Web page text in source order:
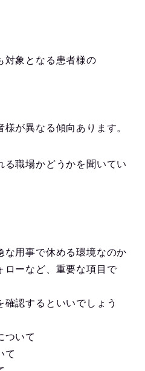
対象となる患者様の
が異なる傾向あります。
る職場かどうかを聞いてい
な用事で休める環境なのか
ローなど、重要な項目で
認するといいでしょう
ついて
て